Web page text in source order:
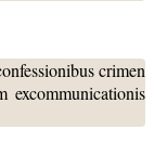
crimen
excommunicationis